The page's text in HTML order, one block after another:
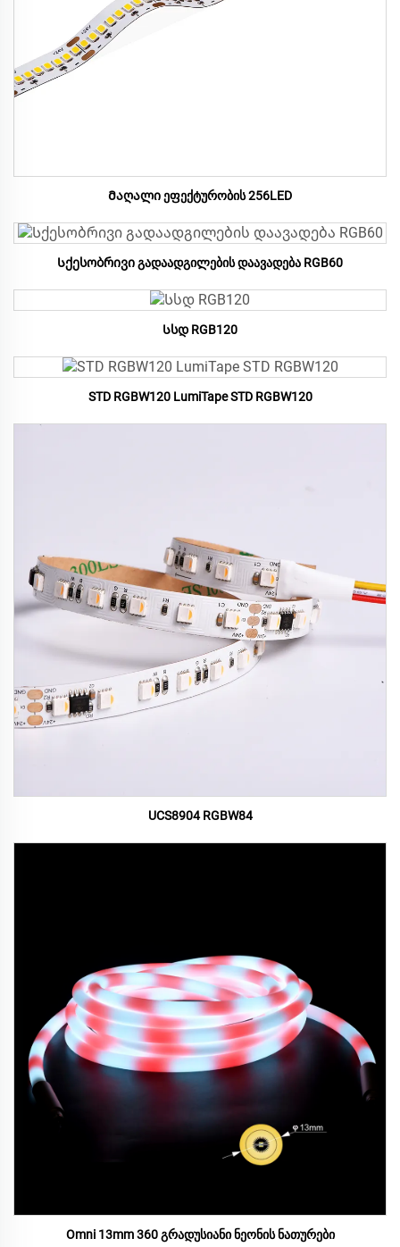
Მაღალი ეფექტურობის 256LED
Სქესობრივი გადაადგილების დაავადება RGB60
Სსდ RGB120
STD RGBW120 LumiTape STD RGBW120
UCS8904 RGBW84
Omni 13mm 360 გრადუსიანი ნეონის ნათურები